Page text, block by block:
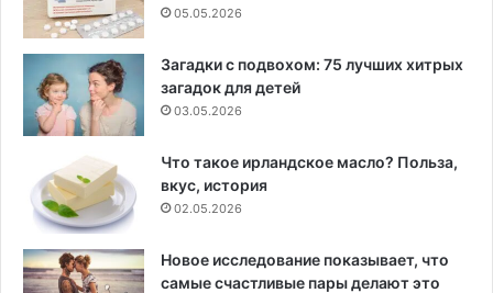
05.05.2026
Загадки с подвохом: 75 лучших хитрых
загадок для детей
03.05.2026
Что такое ирландское масло? Польза,
вкус, история
02.05.2026
Новое исследование показывает, что
самые счастливые пары делают это